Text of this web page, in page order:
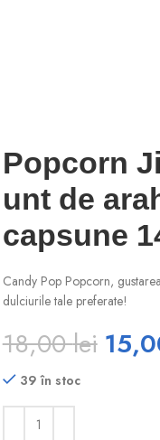
Popcorn
unt de
capsune
Candy Pop Popcorn,
dulciurile tale preferate!
18,00lei
39 în stoc